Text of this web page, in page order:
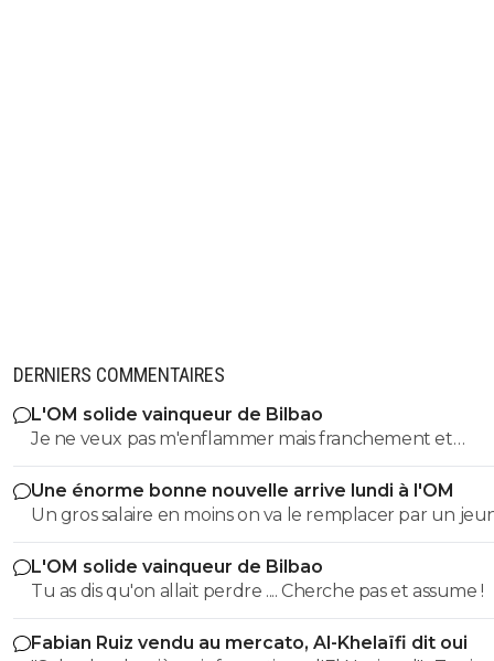
DERNIERS COMMENTAIRES
L'OM solide vainqueur de Bilbao
Je ne veux pas m'enflammer mais franchement et
objectivement cette équipe m'a séduit hier a part
éléments qu'il faut vraiment supprimer style harit et
défense a renforcer le style de jeu proposé vers l'avant
rapide la signature de genesio me plaît énormément
et efficace j'étais pourtant plutôt contre sa venue
c'est que le début je suis impatient de voir la suite
Une énorme bonne nouvelle arrive lundi à l'OM
Un gros salaire en moins on va le remplacer par un
centre de formation..je pense que l ol peux faire
jeunes
L'OM solide vainqueur de Bilbao
Tu as dis qu'on allait perdre .... Cherche pas et assume !
Fabian Ruiz vendu au mercato, Al-Khelaïfi dit oui